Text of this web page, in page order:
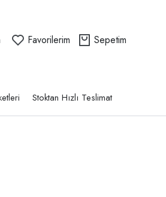
Favorilerim Sepetim
Stoktan Hızlı Teslimat